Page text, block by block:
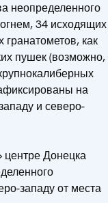
неопределенного
34 исходящих
как
пушек (возможно,
на
и северо-
центре Донецка
западу от места